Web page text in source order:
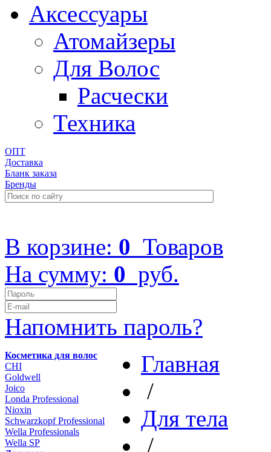
Aксессуары
Атомайзеры
Для Волос
Расчески
Техника
ОПТ
Доставка
Бланк заказа
Бренды
В корзине: 0 Товаров
На сумму: 0 руб.
Напомнить пароль?
Косметика для волос
CHI
Goldwell
Joico
Londa Professional
Nioxin
Schwarzkopf Professional
Wella Professionals
Wella SP
Главная
/
Для тела
/